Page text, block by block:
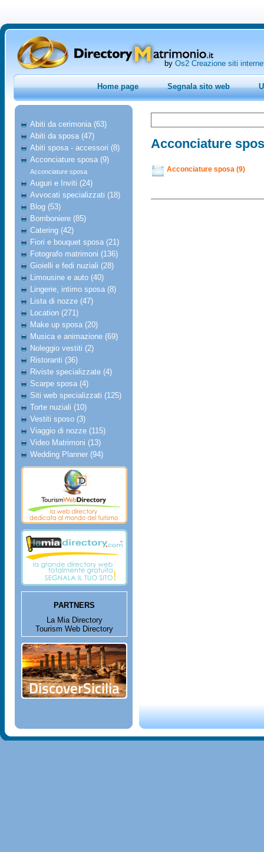
by Os2 Creazione siti
Home page Segnala sito web
Abiti da cerimonia (63)
Abiti da sposa (47)
Abiti sposa - accessori (8)
Acconciature sposa (9)
Acconciature sposa
Auguri e Inviti (24)
Avvocati specializzati (18)
Blog (53)
Bomboniere (85)
Catering (42)
Fiori e bouquet sposa (21)
Fotografo matrimoni (136)
Gioielli e fedi nuziali (28)
Limousine e auto (40)
Lingerie, intimo sposa (8)
Lista di nozze (47)
Location (271)
Make up sposa (20)
Musica e animazione (69)
Noleggio vestiti (2)
Ristoranti (36)
Riviste specializzate (4)
Scarpe sposa (4)
Siti web specializzati (125)
Torte nuziali (10)
Vestiti sposo (3)
Viaggio di nozze (115)
Video Matrimoni (13)
Wedding Planner (94)
PARTNERS
La Mia Directory
Tourism Web Directory
Acconciature
Acconciature sposa (9)